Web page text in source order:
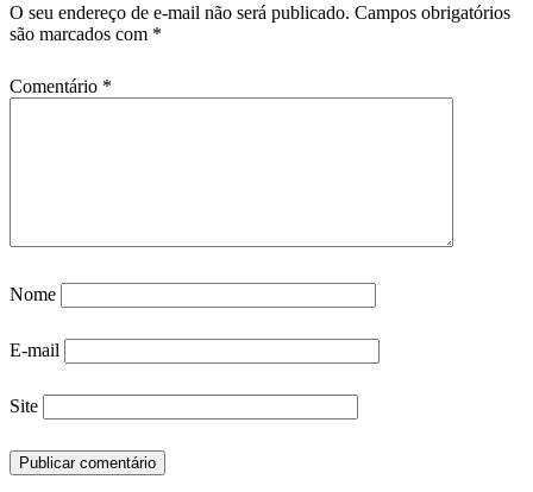
O seu endereço de e-mail não será publicado. Campos obrigatórios
são marcados com *
Comentário *
Nome
E-mail
Site